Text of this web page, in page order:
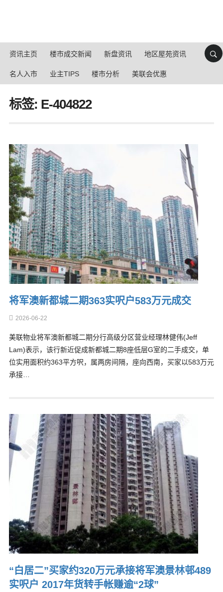
资讯主页 楼市成交新闻 新盘资讯 地区屋苑资讯
名人入市 业主TIPS 楼市分析 美联会优惠
标签: E-404822
将军澳新都城二期363实呎户583万元成交
2026-06-22
美联物业将军澳新都城二期分行高级分区营业经理林健伟(Jeff
Lam)表示，该行新近促成新都城二期8座低层G室的二手成交，单
位实用面积约363平方呎，属两房间隔，座向西南，买家以583万元
承接…
“白居二”买家约320万元承接将军澳景林邨489
实呎户 2017年货转手帐赚逾“2球”